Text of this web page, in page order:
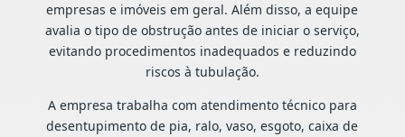
empresas e imóveis em geral. Além disso, a equipe
avalia o tipo de obstrução antes de iniciar o serviço,
evitando procedimentos inadequados e reduzindo
riscos à tubulação.
A empresa trabalha com atendimento técnico para
desentupimento de pia, ralo, vaso, esgoto, caixa de